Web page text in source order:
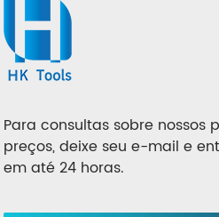
Para consultas sobre nossos
preços, deixe seu e-mail e
em até 24 horas.